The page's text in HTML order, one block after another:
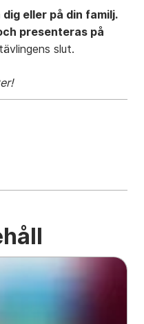
dig eller på din familj.
presenteras på
slut.